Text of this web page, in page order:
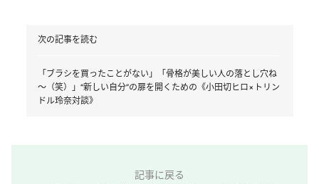
次の記事を読む
「ブラシを買ったことがない」「骨格が美しい人の落とし穴ね
～（笑）」“新しい自分”の扉を開くための《小田切ヒロ×トリン
ドル玲奈対談》
記事に戻る